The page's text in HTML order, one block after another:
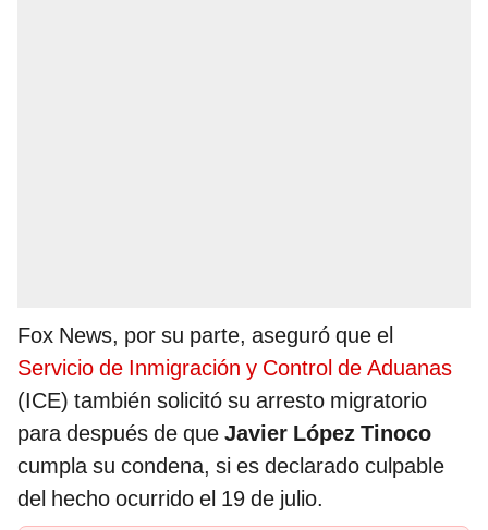
Fox News, por su parte, aseguró que el
Servicio de Inmigración y Control de Aduanas
(ICE) también solicitó su arresto migratorio
para después de que Javier López Tinoco
cumpla su condena, si es declarado culpable
del hecho ocurrido el 19 de julio.